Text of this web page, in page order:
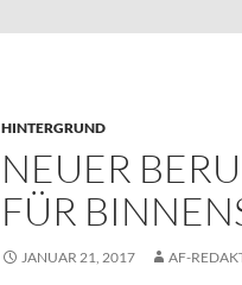
HINTERGRUND
NEUER
FÜR
JANUAR 21, 2017 AF-